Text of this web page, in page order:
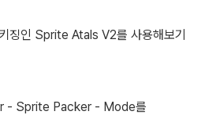
징인 Sprite Atals V2를 사용해보기
- Sprite Packer - Mode를